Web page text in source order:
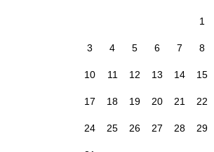
1
3 4 5 6 7 8
10 11 12 13 14 15
17 18 19 20 21 22
24 25 26 27 28 29